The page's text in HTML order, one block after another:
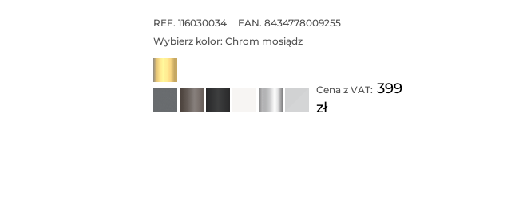
REF. 116030034
EAN. 8434778009255
Wybierz kolor: Chrom mosiądz
Cena z VAT: 399
zł